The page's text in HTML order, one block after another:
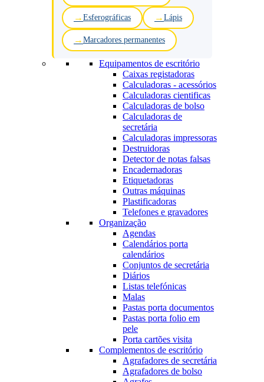
Esferográficas Lápis
Marcadores permanentes
Equipamentos de escritório
Caixas registadoras
Calculadoras - acessórios
Calculadoras cientificas
Calculadoras de bolso
Calculadoras de
secretária
Calculadoras impressoras
Destruidoras
Detector de notas falsas
Encadernadoras
Etiquetadoras
Outras máquinas
Plastificadoras
Telefones e gravadores
Organização
Agendas
Calendários porta
calendários
Conjuntos de secretária
Diários
Listas telefónicas
Malas
Pastas porta documentos
Pastas porta folio em
pele
Porta cartões visita
Complementos de escritório
Agrafadores de secretária
Agrafadores de bolso